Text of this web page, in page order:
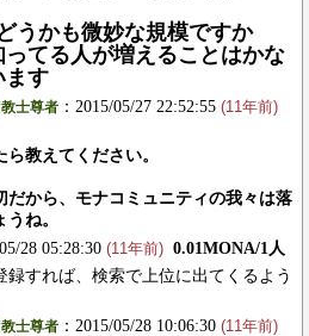
うかも微妙な規模ですか
てる人が増えることはかな
ます
教士尊者 ：2015/05/27 22:52:55 (11年前)
教えてください。
だから、モナコミュニティの我々は落
ね。
28 05:28:30 (11年前) 0.01MONA/1人
すれば、検索で上位に出てくるよう
教士尊者 ：2015/05/28 10:06:30 (11年前)